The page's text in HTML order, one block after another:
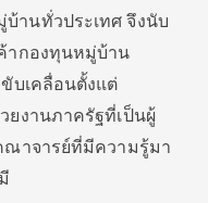
านทั่วประเทศ จึงนับ
ากองทุนหมู่บ้าน
บเคลื่อนตั้งแต่
งานภาครัฐที่เป็นผู้
ณาจารย์ที่มีความรู้มา